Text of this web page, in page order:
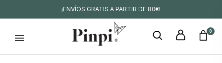
¡ENVÍOS GRATIS A PARTIR DE 80€!
0